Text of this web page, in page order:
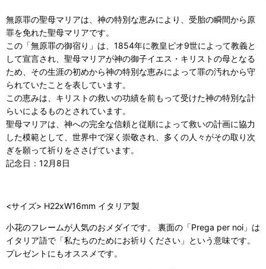
無原罪の聖母マリアは、神の特別な恵みにより、受胎の瞬間から原
罪を免れた聖母マリアです。
この「無原罪の御宿り」は、1854年に教皇ピオ9世によって教義と
して宣言され、聖母マリアが神の御子イエス・キリストの母となる
ため、その生涯の初めから神の特別な恵みによって罪の汚れから守
られていたことを表しています。
この恵みは、キリストの救いの功績を前もって受けた神の特別な計
らいによるものとされています。
聖母マリアは、神への完全な信頼と従順によって救いの計画に協力
した模範として、世界中で深く崇敬され、多くの人々がその取り次
ぎを願って祈りをささげています。
記念日：12月8日
<サイズ> H22xW16mm イタリア製
小花のフレームが人気のおメダイです。 裏面の「Prega per noi」は
イタリア語で「私たちのためにお祈りください」という意味です。
プレゼントにもオススメです。